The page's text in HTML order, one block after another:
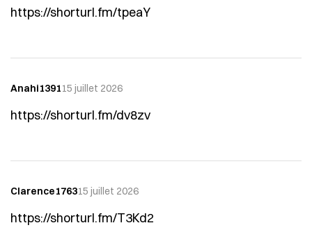
https://shorturl.fm/tpeaY
Anahi139115 juillet 2026
https://shorturl.fm/dv8zv
Clarence176315 juillet 2026
https://shorturl.fm/T3Kd2